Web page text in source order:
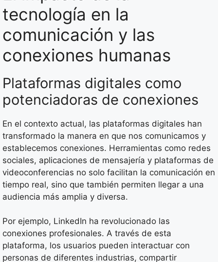
tecnología en la
comunicación y las
conexiones humanas
Plataformas digitales como
potenciadoras de conexiones
En el contexto actual, las plataformas digitales han
transformado la manera en que nos comunicamos y
establecemos conexiones. Herramientas como redes
sociales, aplicaciones de mensajería y plataformas de
videoconferencias no solo facilitan la comunicación en
tiempo real, sino que también permiten llegar a una
audiencia más amplia y diversa.
Por ejemplo, LinkedIn ha revolucionado las
conexiones profesionales. A través de esta
plataforma, los usuarios pueden interactuar con
personas de diferentes industrias, compartir